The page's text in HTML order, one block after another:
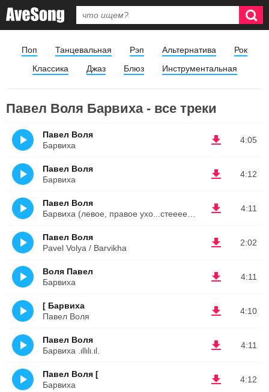
Поп Танцевальная Рэп Альтернатива
Рок
Классика
Джаз Блюз Инструментальная
Павел Воля Барвиха - все треки
4:05
Павел Воля
Барвиха
4:12
Павел Воля
Барвиха
4:11
Павел Воля
2:02
Павел Воля
Pavel Volya / Barvikha
4:11
Воля Павел
Барвиха
4:10
[ Барвиха
Павел Воля
4:11
Павел Воля
Барвиха .ιllιlι.ιl.
4:12
Павел Воля [
Барвиха